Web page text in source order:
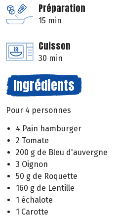
Préparation
15 min
Cuisson
30 min
Ingrédients
Pour 4 personnes
4 Pain hamburger
2 Tomate
200 g de Bleu d'auvergne
3 Oignon
50 g de Roquette
160 g de Lentille
1 échalote
1 Carotte